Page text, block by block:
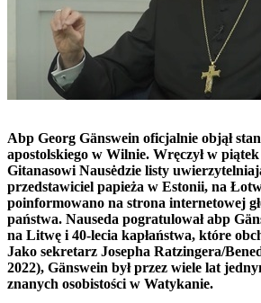
Abp Georg Gänswein oficjalnie objął
apostolskiego w Wilnie. Wręczył w
Gitanasowi Nausėdzie listy
przedstawiciel papieża w Estonii, na
poinformowano na strona internetowej
państwa. Nauseda pogratulował abp
na Litwę i 40-lecia kapłaństwa, które
Jako sekretarz Josepha Ratzingera/
2022), Gänswein był przez wiele lat
znanych osobistości w Watykanie.